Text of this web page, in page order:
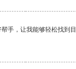
手，让我能够轻松找到